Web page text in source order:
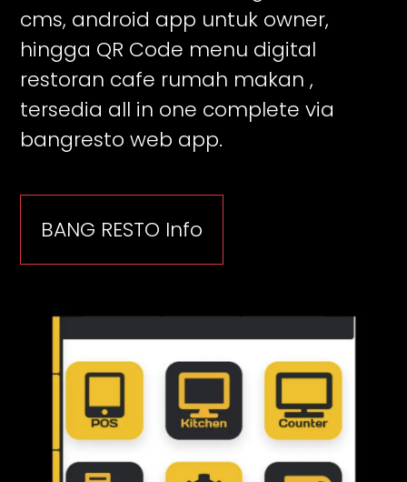
cms, android app untuk owner,
hingga QR Code menu digital
restoran cafe rumah makan ,
tersedia all in one complete via
bangresto web app.
BANG RESTO Info